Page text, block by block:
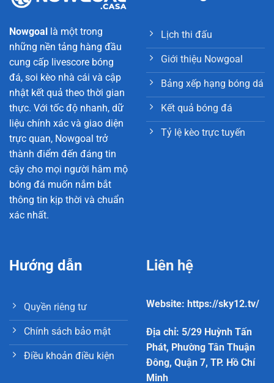
Nowgoal
là một trong
những nền tảng hàng đầu
cung cấp livescore bóng
đá, soi kèo nhà cái và cập
nhật kết quả theo thời gian
thực. Với tốc độ nhanh, dữ
liệu chính xác và giao diện
trực quan, Nowgoal trở
thành điểm đến đáng tin
cậy cho mọi người hâm mộ
bóng đá muốn nắm bắt
thông tin kịp thời và chuẩn
xác nhất.
Lịch thi đấu
Giới thiệu Nowgoal
Bảng xếp hạng bóng dá
Kết quả bóng đá
Tỷ lệ kèo trực tuyến
Hướng dẫn
Quyền riêng tư
Chính sách bảo mật
Điều khoản điều kiện
Liên hệ
Website: https://sky12.tv/
Địa chỉ: 5/29 Huỳnh Tấn
Phát, Phường Tân Thuận
Đông, Quận 7, TP. Hồ Chí
Minh